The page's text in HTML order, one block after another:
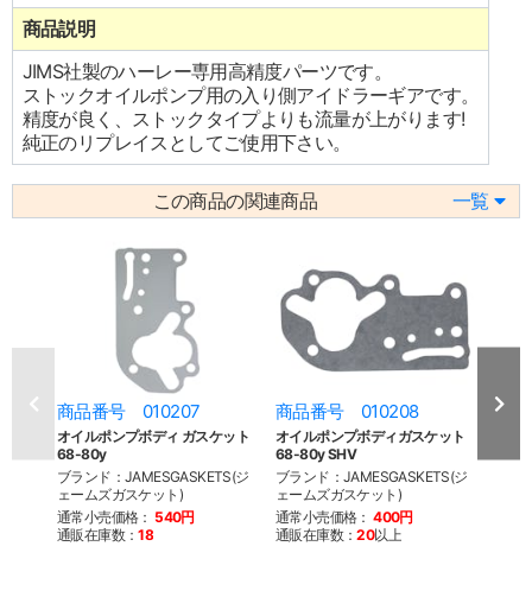
商品説明
JIMS社製のハーレー専用高精度パーツです。
ストックオイルポンプ用の入り側アイドラーギアです。
精度が良く、ストックタイプよりも流量が上がります!
純正のリプレイスとしてご使用下さい。
この商品の関連商品 一覧
商品番号 010207
オイルポンプボディ ガスケット
68-80y
ブランド：JAMESGASKETS(ジ
ェームズガスケット)
通常小売価格： 540円
通販在庫数：18
商品番号 010208
オイルポンプボディガスケット
68-80y SHV
ブランド：JAMESGASKETS(ジ
ェームズガスケット)
通常小売価格： 400円
通販在庫数：20以上
商